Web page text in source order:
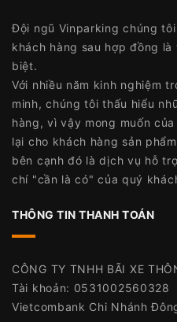
Đội ngũ Vinparking chúng
khách hàng sau hợp đồng
biệt.
Với nhiều năm kinh nghiệm
minh, chúng tôi thấu hiểu
hàng, vì vậy mong muốn
lại cho khách hàng sản
bên cạnh đó là dịch vụ hỗ
chí "cần là có" của quý
THÔNG TIN THANH TOÁN
CÔNG TY TNHH BÃI XE
Tài khoản: 0531002560328
Vietcombank Chi Nhánh